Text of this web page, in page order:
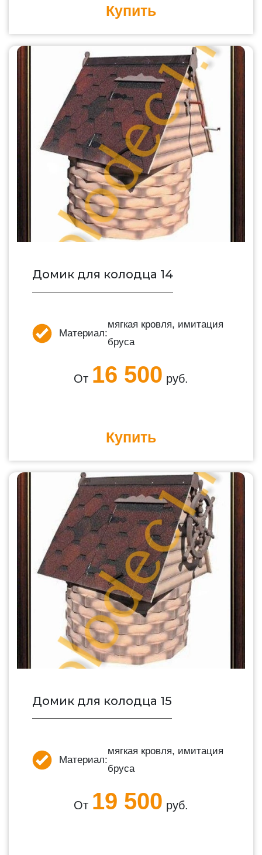
Купить
Домик для колодца 14
Материал:
мягкая кровля, имитация
бруса
От 16 500 руб.
Купить
Домик для колодца 15
Материал:
мягкая кровля, имитация
бруса
От 19 500 руб.